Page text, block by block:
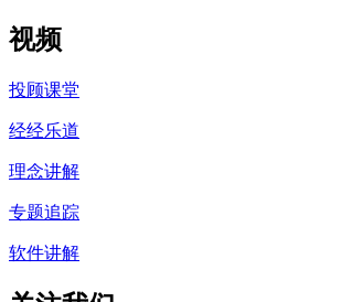
视频
投顾课堂
经经乐道
理念讲解
专题追踪
软件讲解